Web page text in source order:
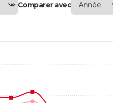
Comparer avec